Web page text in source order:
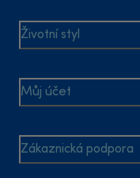
Životní styl
Můj účet
Zákaznická podpora